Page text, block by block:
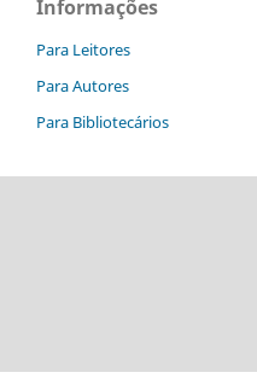
Informações
Para Leitores
Para Autores
Para Bibliotecários